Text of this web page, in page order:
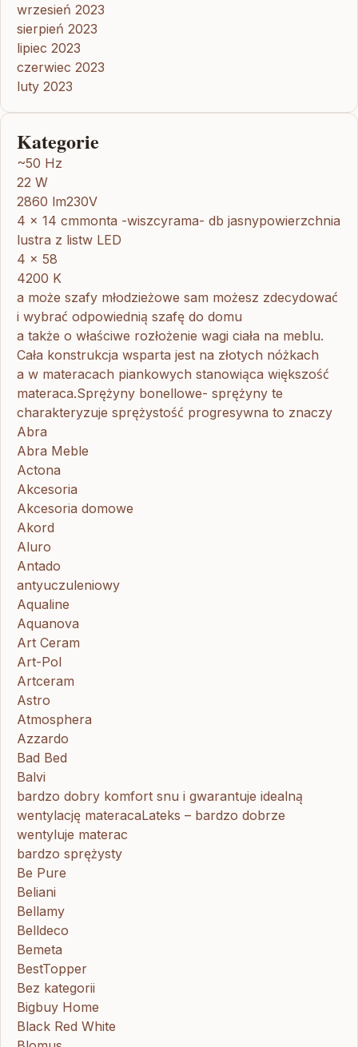
wrzesień 2023
sierpień 2023
lipiec 2023
czerwiec 2023
luty 2023
Kategorie
~50 Hz
22 W
2860 lm230V
4 x 14 cmmonta -wiszcyrama- db jasnypowierzchnia
lustra z listw LED
4 x 58
4200 K
a może szafy młodzieżowe sam możesz zdecydować
i wybrać odpowiednią szafę do domu
a także o właściwe rozłożenie wagi ciała na meblu.
Cała konstrukcja wsparta jest na złotych nóżkach
a w materacach piankowych stanowiąca większość
materaca.Sprężyny bonellowe- sprężyny te
charakteryzuje sprężystość progresywna to znaczy
Abra
Abra Meble
Actona
Akcesoria
Akcesoria domowe
Akord
Aluro
Antado
antyuczuleniowy
Aqualine
Aquanova
Art Ceram
Art-Pol
Artceram
Astro
Atmosphera
Azzardo
Bad Bed
Balvi
bardzo dobry komfort snu i gwarantuje idealną
wentylację materacaLateks – bardzo dobrze
wentyluje materac
bardzo sprężysty
Be Pure
Beliani
Bellamy
Belldeco
Bemeta
BestTopper
Bez kategorii
Bigbuy Home
Black Red White